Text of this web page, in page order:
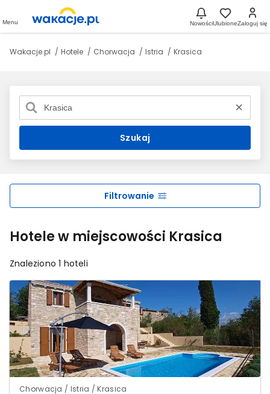
Menu NowościUlubioneZaloguj się
Wakacje.pl Hotele Chorwacja Istria Krasica
Szukaj
Hotele w miejscowości Krasica
Filtrowanie
Znaleziono 1 hoteli
Chorwacja / Istria / Krasica